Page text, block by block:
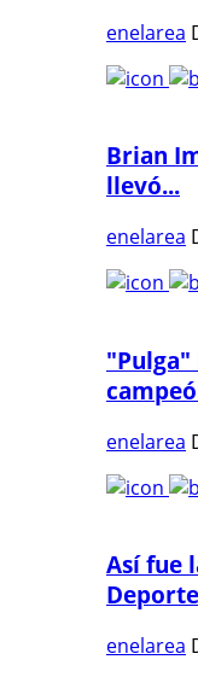
enelarea
Brian
llevó...
enelarea
"Pulga"
enelarea
Así fue
enelarea